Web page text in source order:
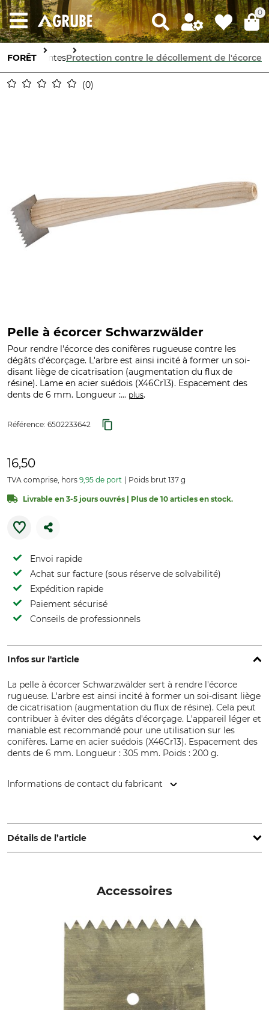
0
FORÊT
des plantesProtection contre le décollement de l'écorce
0
Pelle à écorcer Schwarzwälder
Pour rendre l'écorce des conifères rugueuse contre les
dégâts d'écorçage. L'arbre est ainsi incité à former un soi-
disant liège de cicatrisation (augmentation du flux de
résine). Lame en acier suédois (X46Cr13). Espacement des
dents de 6 mm. Longueur :... plus.
Référence: 6502233642
16,50
TVA comprise, hors 9,95 de port Poids brut 137 g
Livrable en 3-5 jours ouvrés | Plus de 10 articles en stock.
Envoi rapide
Achat sur facture (sous réserve de solvabilité)
Expédition rapide
Paiement sécurisé
Conseils de professionnels
Infos sur l'article
La pelle à écorcer Schwarzwälder sert à rendre l'écorce
rugueuse. L'arbre est ainsi incité à former un soi-disant liège
de cicatrisation (augmentation du flux de résine). Cela peut
contribuer à éviter des dégâts d'écorçage. L'appareil léger et
maniable est recommandé pour une utilisation sur les
conifères. Lame en acier suédois (X46Cr13). Espacement des
dents de 6 mm. Longueur : 305 mm. Poids : 200 g.
Informations de contact du fabricant
www.grube.de
Détails de l’article
Accessoires